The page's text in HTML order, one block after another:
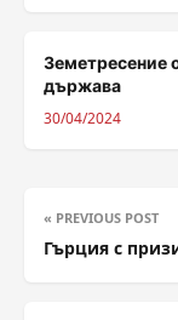
Земетресение
държава
30/04/2024
« PREVIOUS POST
Гърция с